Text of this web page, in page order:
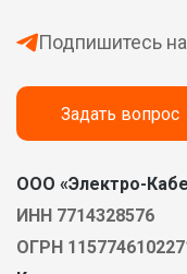
Подпишитесь
Задать вопрос
ООО «Электро-
ИНН 7714328576
ОГРН